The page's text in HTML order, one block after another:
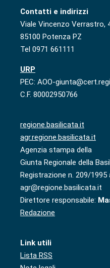
Contatti e indirizzi
Viale Vincenzo Verrastro,
85100 Potenza PZ
Tel 0971 661111
URP
PEC: AOO-
C.F. 80002950766
regione.basilicata.it
agr.regione.basilicata.it
Agenzia stampa della
Giunta Regionale della
Registrazione n. 209/
agr@regione.basilicata.it
Direttore responsabile:
Redazione
Link utili
Lista RSS